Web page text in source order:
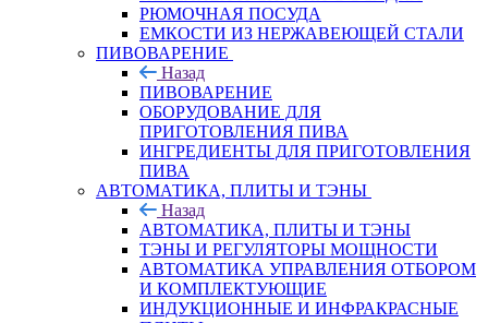
РЮМОЧНАЯ ПОСУДА
ЕМКОСТИ ИЗ НЕРЖАВЕЮЩЕЙ СТАЛИ
ПИВОВАРЕНИЕ
Назад
ПИВОВАРЕНИЕ
ОБОРУДОВАНИЕ ДЛЯ
ПРИГОТОВЛЕНИЯ ПИВА
ИНГPЕДИЕНТЫ ДЛЯ ПРИГОТОВЛЕНИЯ
ПИВА
АВТОМАТИКА, ПЛИТЫ И ТЭНЫ
Назад
АВТОМАТИКА, ПЛИТЫ И ТЭНЫ
ТЭНЫ И РЕГУЛЯТОРЫ МОЩНОСТИ
АВТОМАТИКА УПРАВЛЕНИЯ ОТБОРОМ
И КОМПЛЕКТУЮЩИЕ
ИНДУКЦИОННЫЕ И ИНФРАКРАСНЫЕ